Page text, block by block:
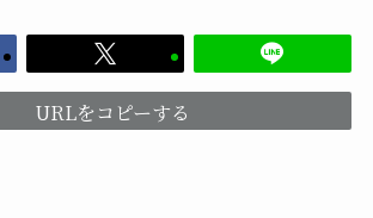
URLをコピーする